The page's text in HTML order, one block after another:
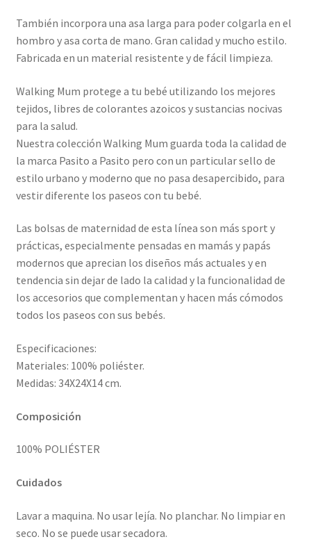
También incorpora una asa larga para poder colgarla en el
hombro y asa corta de mano. Gran calidad y mucho estilo.
Fabricada en un material resistente y de fácil limpieza.
Walking Mum protege a tu bebé utilizando los mejores
tejidos, libres de colorantes azoicos y sustancias nocivas
para la salud.
Nuestra colección Walking Mum guarda toda la calidad de
la marca Pasito a Pasito pero con un particular sello de
estilo urbano y moderno que no pasa desapercibido, para
vestir diferente los paseos con tu bebé.
Las bolsas de maternidad de esta línea son más sport y
prácticas, especialmente pensadas en mamás y papás
modernos que aprecian los diseños más actuales y en
tendencia sin dejar de lado la calidad y la funcionalidad de
los accesorios que complementan y hacen más cómodos
todos los paseos con sus bebés.
Especificaciones:
Materiales: 100% poliéster.
Medidas: 34X24X14 cm.
Composición
100% POLIÉSTER
Cuidados
Lavar a maquina. No usar lejía. No planchar. No limpiar en
seco. No se puede usar secadora.